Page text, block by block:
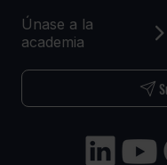
Únase a la
academia